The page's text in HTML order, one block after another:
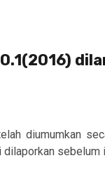
diumumkan
sebelum